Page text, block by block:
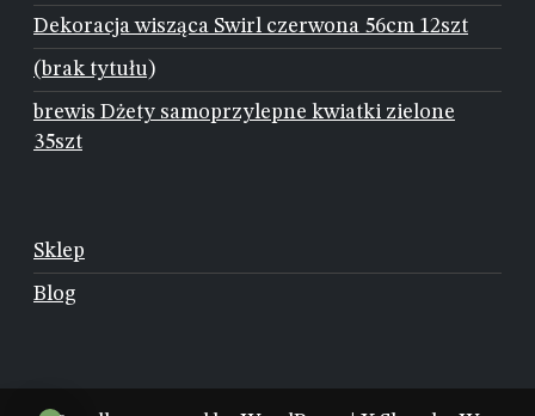
Dekoracja wisząca Swirl czerwona 56cm 12szt
(brak tytułu)
brewis Dżety samoprzylepne kwiatki zielone
35szt
Sklep
Blog